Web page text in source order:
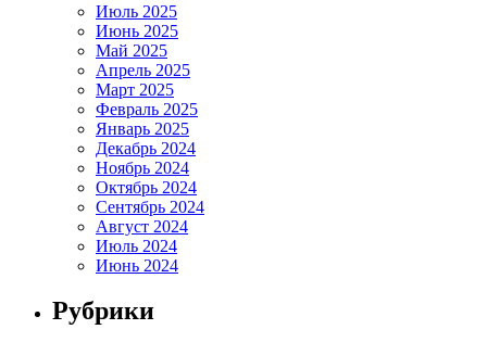
Июль 2025
Июнь 2025
Май 2025
Апрель 2025
Март 2025
Февраль 2025
Январь 2025
Декабрь 2024
Ноябрь 2024
Октябрь 2024
Сентябрь 2024
Август 2024
Июль 2024
Июнь 2024
Рубрики